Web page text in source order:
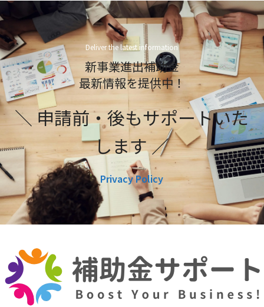
Deliver the latest information
新事業進出補助金
最新情報を提供中！
＼ 申請前・後もサポートいた
します ／
Privacy Policy